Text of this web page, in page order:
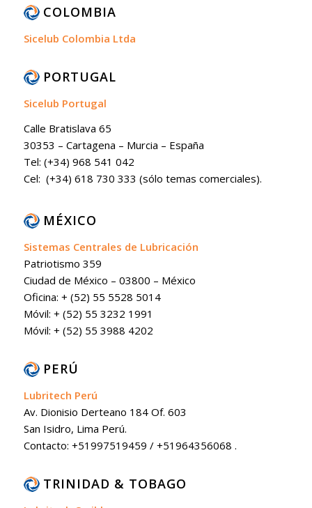
COLOMBIA
Sicelub Colombia Ltda
PORTUGAL
Sicelub Portugal
Calle Bratislava 65
30353 – Cartagena – Murcia – España
Tel: (+34) 968 541 042
Cel: (+34) 618 730 333 (sólo temas comerciales).
MÉXICO
Sistemas Centrales de Lubricación
Patriotismo 359
Ciudad de México – 03800 – México
Oficina: + (52) 55 5528 5014
Móvil: + (52) 55 3232 1991
Móvil: + (52) 55 3988 4202
PERÚ
Lubritech Perú
Av. Dionisio Derteano 184 Of. 603
San Isidro, Lima Perú.
Contacto: +51997519459 / +51964356068 .
TRINIDAD & TOBAGO